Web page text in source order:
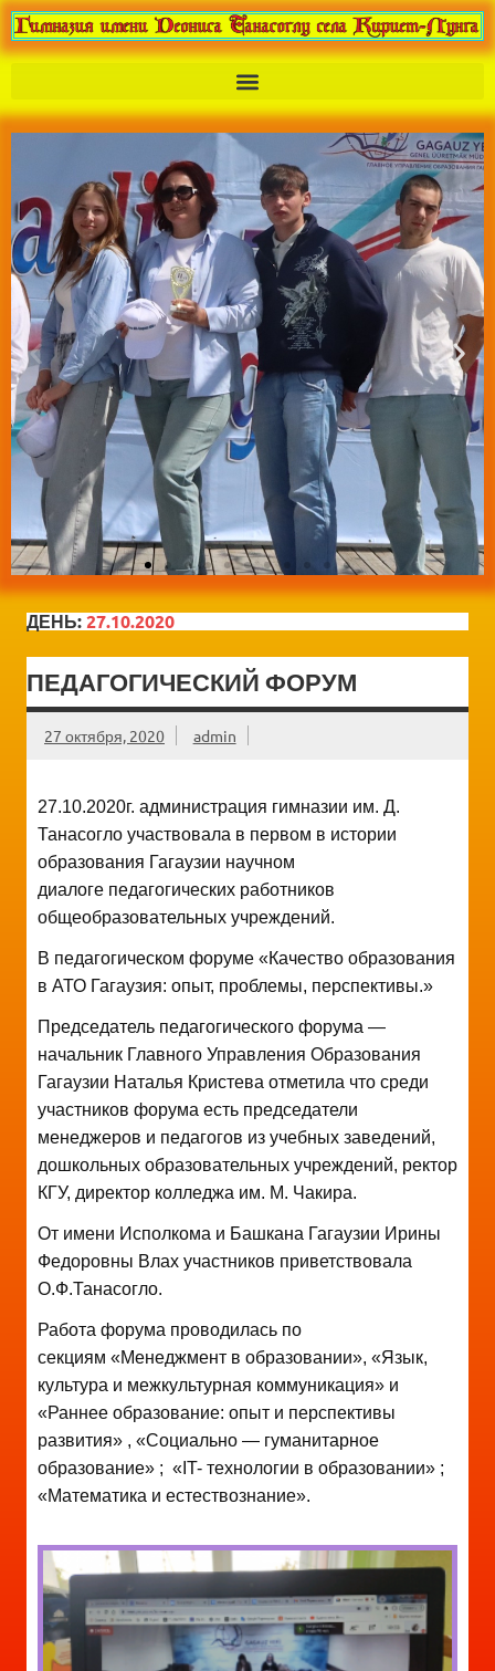
ДЕНЬ:27.10.2020
ПЕДАГОГИЧЕСКИЙ ФОРУМ
27 октября, 2020 admin
27.10.2020г. администрация гимназии им. Д.
Танасогло участвовала в первом в истории
образования Гагаузии научном
диалоге педагогических работников
общеобразовательных учреждений.
В педагогическом форуме «Качество образования
в АТО Гагаузия: опыт, проблемы, перспективы.»
Председатель педагогического форума —
начальник Главного Управления Образования
Гагаузии Наталья Кристева отметила что среди
участников форума есть председатели
менеджеров и педагогов из учебных заведений,
дошкольных образовательных учреждений, ректор
КГУ, директор колледжа им. М. Чакира.
От имени Исполкома и Башкана Гагаузии Ирины
Федоровны Влах участников приветствовала
О.Ф.Танасогло.
Работа форума проводилась по
секциям «Менеджмент в образовании», «Язык,
культура и межкультурная коммуникация» и
«Раннее образование: опыт и перспективы
развития» , «Социально — гуманитарное
образование» ; «IT- технологии в образовании» ;
«Математика и естествознание».